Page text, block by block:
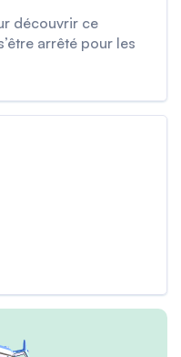
découvrir ce
arrêté pour les